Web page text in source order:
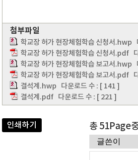
첨부파일
학교장 허가 현장체험학습 신청서.hwp
학교장 허가 현장체험학습 신청서.pdf
학교장 허가 현장체험학습 보고서.hwp
학교장 허가 현장체험학습 보고서.pdf
결석계.hwp 다운로드 수 : [ 141 ]
결석계.pdf 다운로드 수 : [ 221 ]
인쇄하기 총 51Page